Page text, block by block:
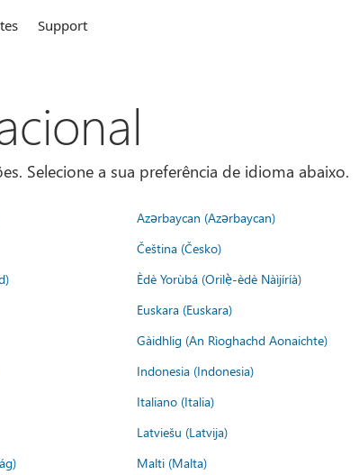
Support
Selecione a sua preferência de idioma abaixo.
Azərbaycan (Azərbaycan)
Čeština (Česko)
Èdè Yorùbá (Orilẹ̀-èdè Nàìjíríà)
Euskara (Euskara)
Gàidhlig (An Rìoghachd Aonaichte)
Indonesia (Indonesia)
Italiano (Italia)
Latviešu (Latvija)
Malti (Malta)